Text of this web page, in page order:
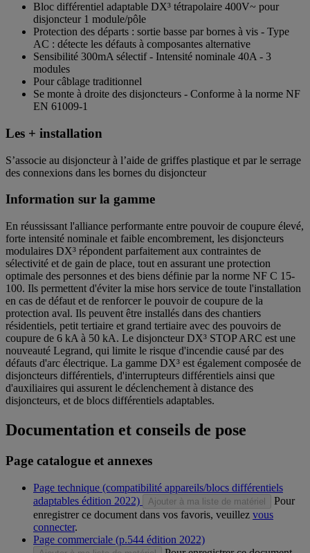
Bloc différentiel adaptable DX³ tétrapolaire 400V~ pour
disjoncteur 1 module/pôle
Protection des départs : sortie basse par bornes à vis - Type
AC : détecte les défauts à composantes alternative
Sensibilité 300mA sélectif - Intensité nominale 40A - 3
modules
Pour câblage traditionnel
Se monte à droite des disjoncteurs - Conforme à la norme NF
EN 61009-1
Les + installation
S’associe au disjoncteur à l’aide de griffes plastique et par le serrage
des connexions dans les bornes du disjoncteur
Information sur la gamme
En réussissant l'alliance performante entre pouvoir de coupure élevé,
forte intensité nominale et faible encombrement, les disjoncteurs
modulaires DX³ répondent parfaitement aux contraintes de
sélectivité et de gain de place, tout en assurant une protection
optimale des personnes et des biens définie par la norme NF C 15-
100. Ils permettent d'éviter la mise hors service de toute l'installation
en cas de défaut et de renforcer le pouvoir de coupure de la
protection aval. Ils peuvent être installés dans des chantiers
résidentiels, petit tertiaire et grand tertiaire avec des pouvoirs de
coupure de 6 kA à 50 kA. Le disjoncteur DX³ STOP ARC est une
nouveauté Legrand, qui limite le risque d'incendie causé par des
défauts d'arc électrique. La gamme DX³ est également composée de
disjoncteurs différentiels, d'interrupteurs différentiels ainsi que
d'auxiliaires qui assurent le déclenchement à distance des
disjoncteurs, et de blocs différentiels adaptables.
Documentation et conseils de pose
Page catalogue et annexes
Page technique (compatibilité appareils/blocs différentiels
adaptables édition 2022)
Ajouter à ma liste de matériel
Pour
enregistrer ce document dans vos favoris, veuillez vous
connecter.
Page commerciale (p.544 édition 2022)